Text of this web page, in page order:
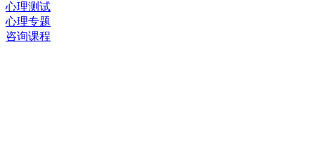
心理测试
心理专题
咨询课程